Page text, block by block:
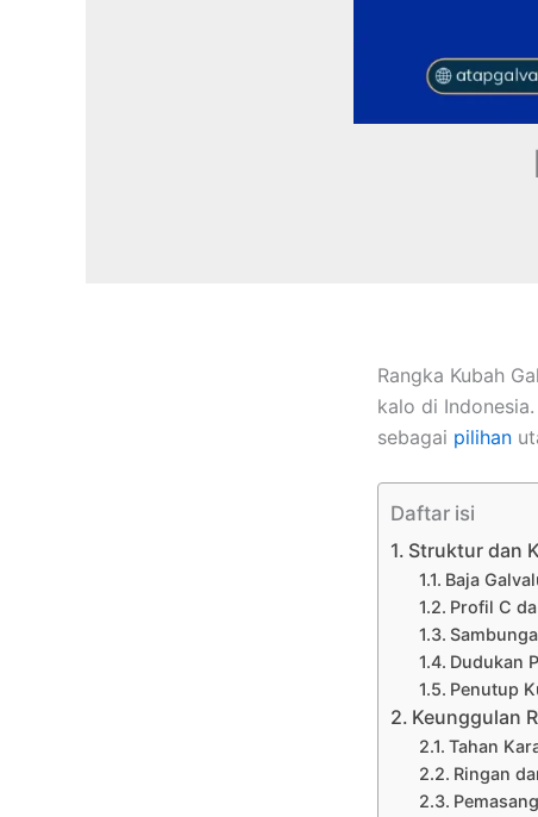
Rangka Kubah
kalo di
sebagai pilihan
Daftar isi
Struktur dan
Baja
Profil C
Dudukan
Penutup
Keunggulan
Tahan
Ringan